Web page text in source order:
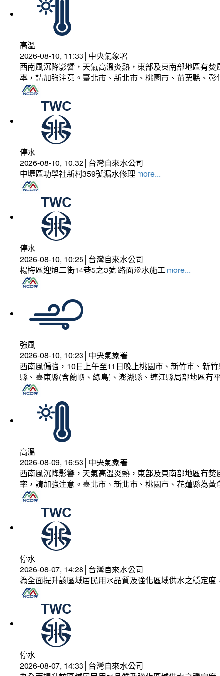
高溫
2026-08-10, 11:33│中央氣象署
西南風沉降影響，天氣高溫炎熱，東部及東南部地區有
率，請加強注意。臺北市、新北市、桃園市、苗栗縣、
停水
2026-08-10, 10:32│台灣自來水公司
中壢區功學社新村359號漏水修理 more...
停水
2026-08-10, 10:25│台灣自來水公司
楊梅區迎旭三街14巷5之3號 路面滲水施工 more...
強風
2026-08-10, 10:23│中央氣象署
西南風偏強，10日上午至11日晚上桃園市、新竹市、新
縣、臺東縣(含蘭嶼、綠島)、澎湖縣、連江縣局部地區
高溫
2026-08-09, 16:53│中央氣象署
西南風沉降影響，天氣高溫炎熱，東部及東南部地區有
率，請加強注意。臺北市、新北市、桃園市、花蓮縣為
停水
2026-08-07, 14:28│台灣自來水公司
為全面提升該區域居民用水品質及強化區域供水之穩定
停水
2026-08-07, 14:33│台灣自來水公司